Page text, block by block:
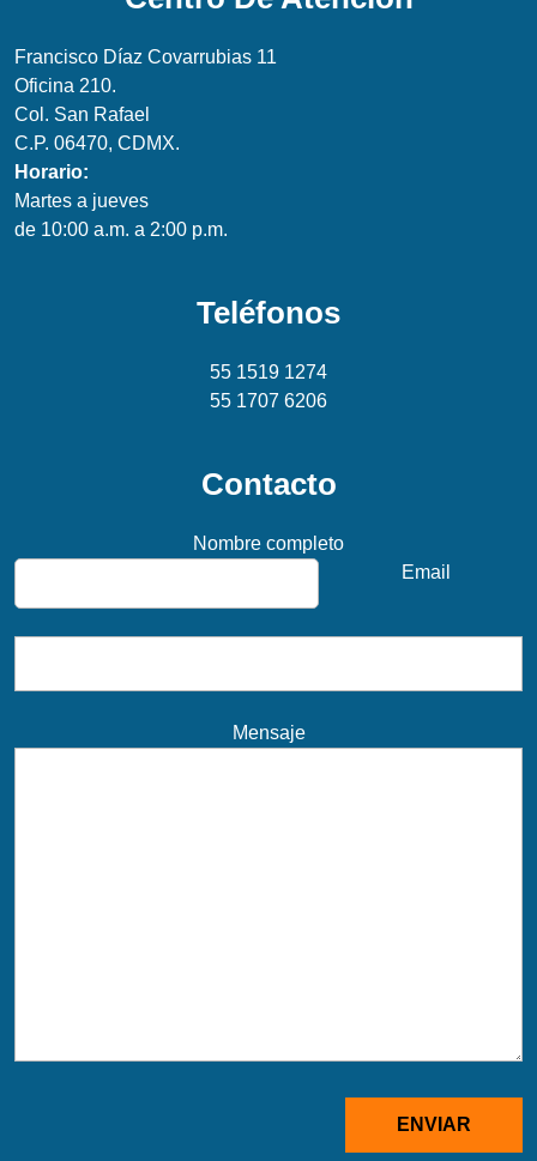
Francisco Díaz Covarrubias 11
Oficina 210.
Col. San Rafael
C.P. 06470, CDMX.
Horario:
Martes a jueves
de 10:00 a.m. a 2:00 p.m.
Teléfonos
55 1519 1274
55 1707 6206
Contacto
Nombre completo
Email
Mensaje